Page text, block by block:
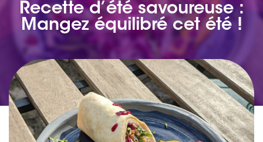
Recette d’été savoureuse :
Mangez équilibré cet été !